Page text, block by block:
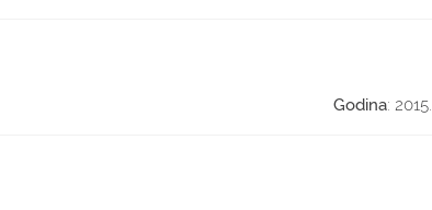
Godina: 2015.